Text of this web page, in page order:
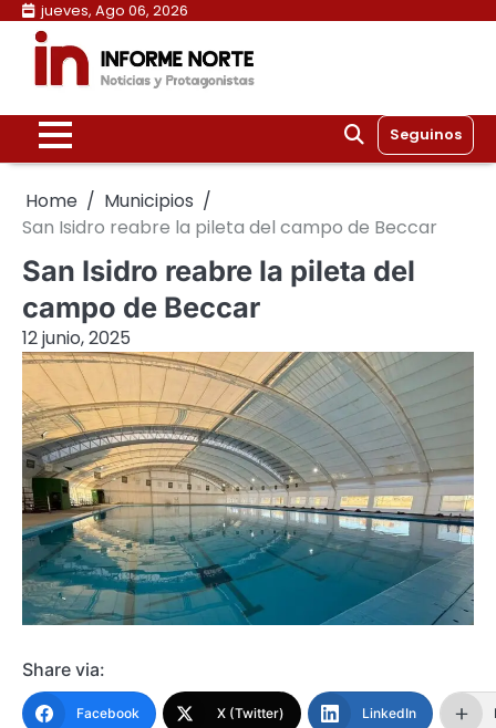
Skip
content
jueves, Ago 06, 2026
Seguinos
Home
Municipios
San Isidro reabre la pileta del campo de Beccar
San Isidro reabre la pileta del
campo de Beccar
12 junio, 2025
Share via:
Facebook X (Twitter) LinkedIn